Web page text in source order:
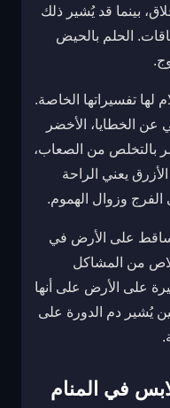
بينما قد يُشير ذلك
الحلم بالحيض
لها تفسيراتها الخاصة.
عن الخطايا، الأخضر
بالتخلص من الصعاب،
يعني الراحة
الفرج وزوال الهموم.
على الأرض في
من المشاكل
على الأرض على أنها
يُشير دم الدورة على
في المنام